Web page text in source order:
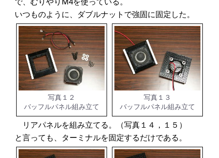
で、むりやりM4を使っている。
いつものように、ダブルナットで強固に固定した。
写真１２
バッフルパネル組み立て
写真１３
バッフルパネル組み立て
リアパネルを組み立てる。（写真１４，１５）
と言っても、ターミナルを固定するだけである。